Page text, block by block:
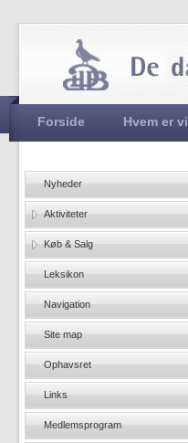
Hovedmenu
Forside Hvem er vi
Nyheder
Aktiviteter
Køb & Salg
Leksikon
Navigation
Site map
Ophavsret
Links
Medlemsprogram